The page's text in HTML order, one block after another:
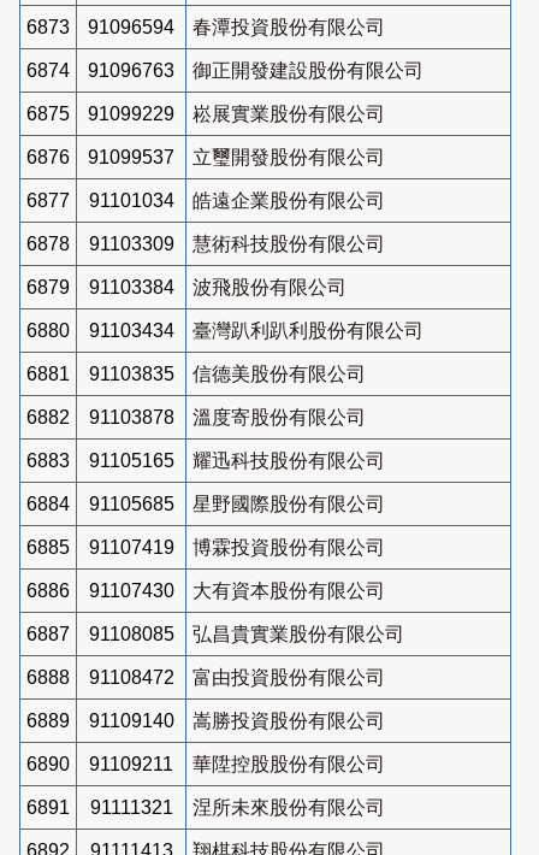
6873 91096594 春潭投資股份有限公司
6874 91096763 御正開發建設股份有限公司
6875 91099229 崧展實業股份有限公司
6876 91099537 立璽開發股份有限公司
6877 91101034 皓遠企業股份有限公司
6878 91103309 慧術科技股份有限公司
6879 91103384 波飛股份有限公司
6880 91103434 臺灣趴利趴利股份有限公司
6881 91103835 信德美股份有限公司
6882 91103878 溫度寄股份有限公司
6883 91105165 耀迅科技股份有限公司
6884 91105685 星野國際股份有限公司
6885 91107419 博霖投資股份有限公司
6886 91107430 大有資本股份有限公司
6887 91108085 弘昌貴實業股份有限公司
6888 91108472 富由投資股份有限公司
6889 91109140 嵩勝投資股份有限公司
6890 91109211 華陞控股股份有限公司
6891 91111321 涅所未來股份有限公司
6892 91111413 翔棋科技股份有限公司